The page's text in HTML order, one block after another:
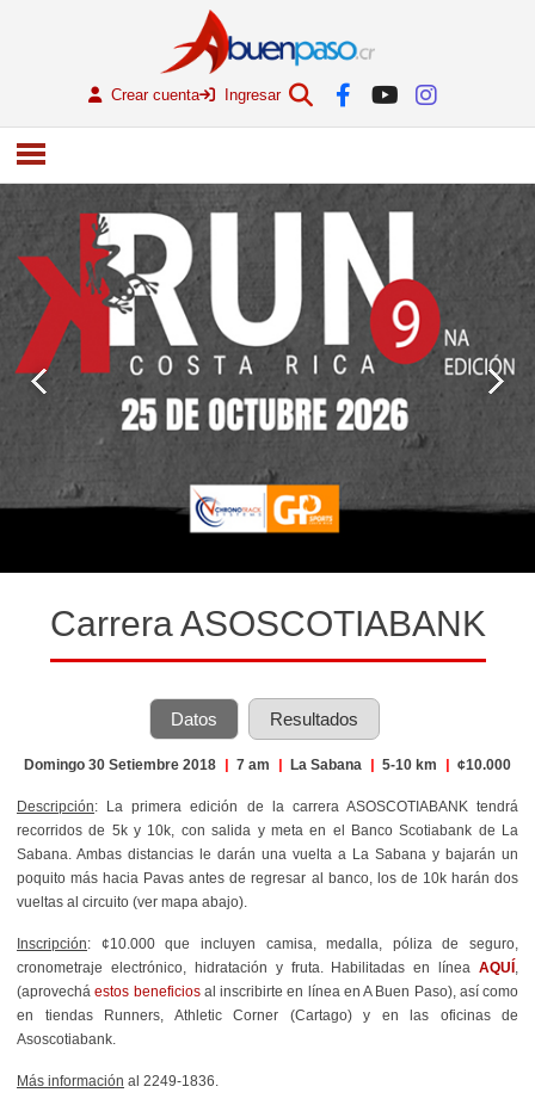
Crear cuenta Ingresar
Carrera ASOSCOTIABANK
Datos Resultados
Domingo 30 Setiembre 2018 | 7 am | La Sabana | 5-10 km | ¢10.000
Descripción: La primera edición de la carrera ASOSCOTIABANK tendrá
recorridos de 5k y 10k, con salida y meta en el Banco Scotiabank de La
Sabana. Ambas distancias le darán una vuelta a La Sabana y bajarán un
poquito más hacia Pavas antes de regresar al banco, los de 10k harán dos
vueltas al circuito (ver mapa abajo).
Inscripción: ¢10.000 que incluyen camisa, medalla, póliza de seguro,
cronometraje electrónico, hidratación y fruta. Habilitadas en línea AQUÍ
(aprovecháestos beneficiosal inscribirte en línea en A Buen Paso), así como
en tiendas Runners, Athletic Corner (Cartago) y en las oficinas de
Asoscotiabank.
Más información al 2249-1836.